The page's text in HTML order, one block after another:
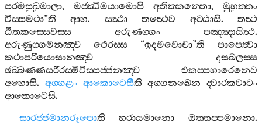
පරමසුඛුමාලා, මජ‍්ඣිමයාමොපි අතික‍්කන‍්තො, මුහුත‍්තං
විස‍්සමථා”ති ආහ. සත්‍ථා තත්‍ථෙව අට‍්ඨාසි.තත්‍ථ
ඨිතකස‍්සෙවස‍්ස
අරුණග‍්ගං පඤ‍්ඤායිත්‍ථ.
අරුණුග‍්ගමනඤ‍්ච
ථෙරස‍්ස “ඉදමවොචා”ති
පාපෙත්‍වා
කථාපරියොසානඤ‍්ච
දසබලස‍්ස
ඡබ‍්බණ‍්ණසරීරස‍්මිවිස‍්සජ‍්ජනඤ‍්ච
එකප‍්පහාරෙනෙව
අහොසි. අග‍්ගළං ආකොටෙසීති අග‍්ගනඛෙන ද‍්වාරකවාටං
ආකොටෙසි.
සාරජ‍්ජමානරූපොති හරායමානො ඔත‍්තප‍්පමානො.